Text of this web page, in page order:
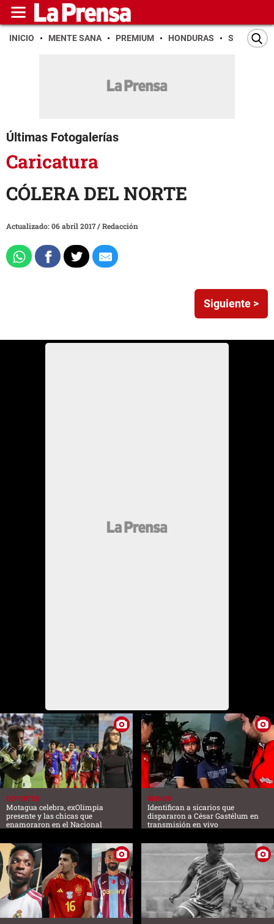
INICIO MENTE SANA PREMIUM HONDURAS SAN PEDRO
Últimas Fotogalerías
Caricatura
CÓLERA DEL NORTE
Actualizado: 06 abril 2017/Redacción
Siguiente >
DEPORTES
Motagua celebra, exOlimpia
presente y las chicas que
enamoraron en el Nacional
MUNDO
Identifican a sicarios que
dispararon a César Gastélum en
transmisión en vivo